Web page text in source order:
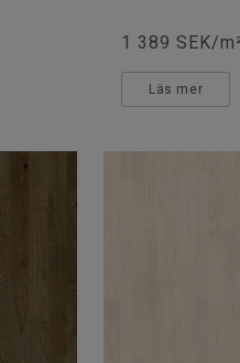
1 389 SEK/
Läs mer